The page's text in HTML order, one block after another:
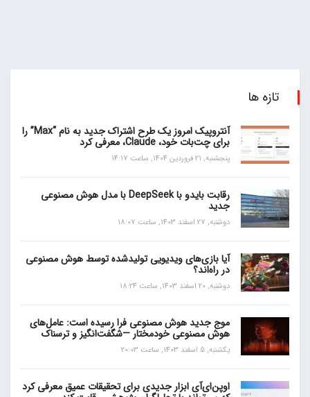
تازه ها
آنتروپیک امروز یک طرح اشتراک جدید به نام “Max” را
برای چت‌بات خود، Claude، معرفی کرد
پنجشنبه, 21 فروردین 1404, ساعت 14:17
رقابت بایدو با DeepSeek با مدل هوش مصنوعی
جدید
دوشنبه, 27 اسفند 1403, ساعت 18:07
آیا بازی‌های ویدیویی تولیدشده توسط هوش مصنوعی
در راه‌اند؟
دوشنبه, 20 اسفند 1403, ساعت 18:24
موج جدید هوش مصنوعی فرا رسیده است: عامل‌های
هوش مصنوعی خودمختار —شگفت‌انگیز و ترسناک
یکشنبه, 5 اسفند 1403, ساعت 20:03
اوپن‌ای‌آی ابزار جدیدی برای تحقیقات عمیق معرفی کرد